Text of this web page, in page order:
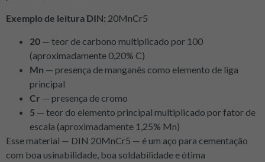
Exemplo de leitura DIN: 20MnCr5
20 — teor de carbono multiplicado por 100
(aproximadamente 0,20% C)
Mn — presença de manganês como elemento de liga
principal
Cr — presença de cromo
5 — teor do elemento principal multiplicado por fator de
escala (aproximadamente 1,25% Mn)
Esse material — DIN 20MnCr5 — é um aço para cementação
com boa usinabilidade, boa soldabilidade e ótima